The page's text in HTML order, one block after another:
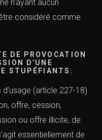
n’ayant aucun
considéré comme
DE PROVOCATION
D’UNE
STUPÉFIANTS.
(article 227-18)
offre, cession,
ou offre illicite, de
essentiellement de